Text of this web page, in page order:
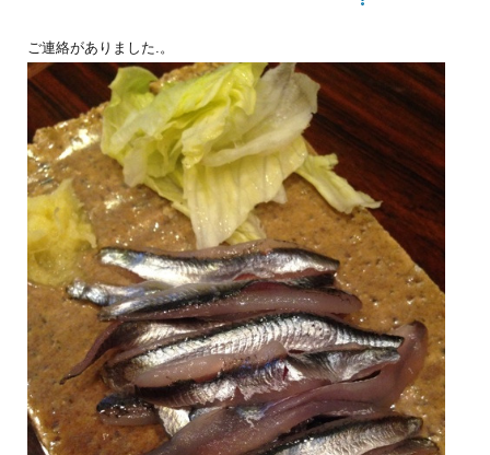
ご連絡がありました.。